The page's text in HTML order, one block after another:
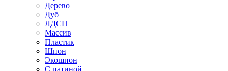
Дерево
Дуб
ЛДСП
Массив
Пластик
Шпон
Экошпон
С патиной